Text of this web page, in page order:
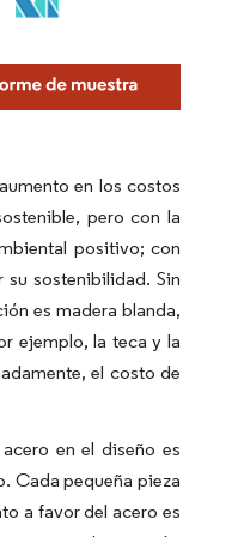
en los costos
pero con la
positivo; con
sostenibilidad. Sin
es madera blanda,
ejemplo, la teca y la
el costo de
en el diseño es
Cada pequeña pieza
a favor del acero es